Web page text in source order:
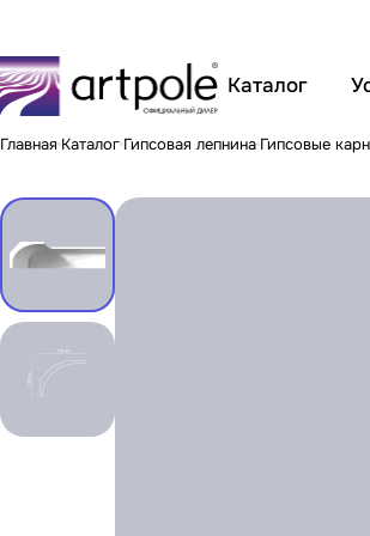
Каталог
Главная Каталог Гипсовая лепнина Гипсовые